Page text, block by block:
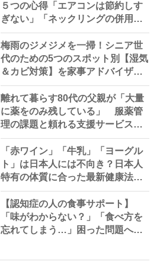
５つの心得「エアコンは節約しす
ぎない」「ネックリングの併用で
電気代をお得に」【節約＆家事ア
ドバイザー解説】
梅雨のジメジメを一掃！シニア世
代のための5つのスポット別【湿気
＆カビ対策】を家事アドバイザー
が指南
離れて暮らす80代の父親が「大量
に薬をのみ残している」 服薬管
理の課題と頼れる支援サービスを
専門家が解説
「赤ワイン」「牛乳」「ヨーグル
ト」は日本人には不向き？日本人
特有の体質に合った最新健康法を
内科医が指南
【認知症の人の食事サポート】
「味がわからない？」「食べ方を
忘れてしまう…」困った問題への5